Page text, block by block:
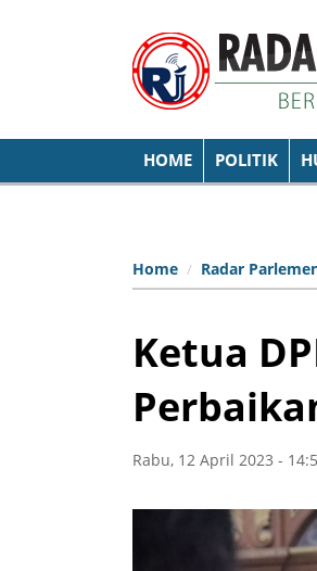
HOME POLITIK
Home Radar
Ketua
Rabu, 12 April 2023 -